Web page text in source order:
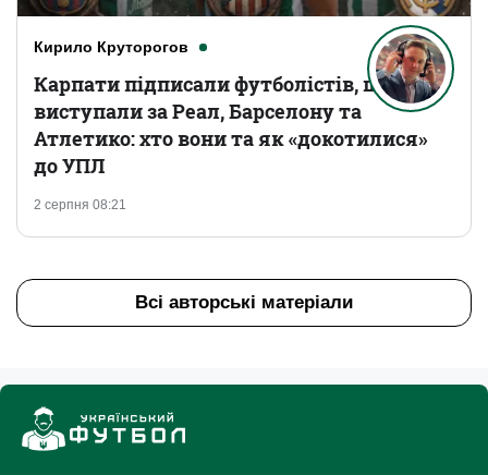
Кирило Круторогов
2 серпня 08:21
Карпати підписали футболістів, що
виступали за Реал, Барселону та
Атлетико: хто вони та як «докотилися»
до УПЛ
Всі авторські матеріали